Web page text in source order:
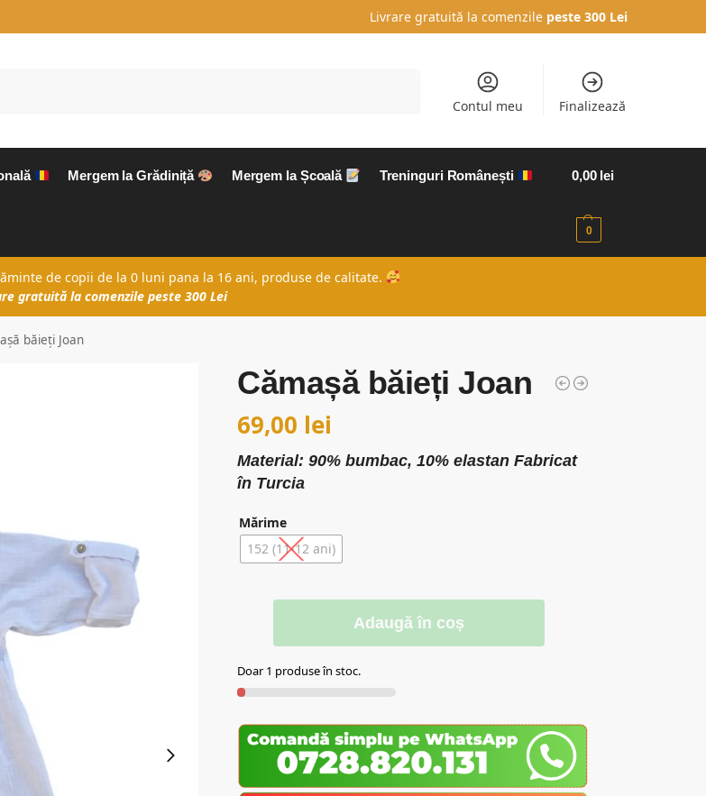
Livrare gratuită la comenzile peste 300 Lei
Contul meu Finalizează
Mergem la Grădiniță Mergem la Școală Treninguri Românești 0,00 lei
0
de copii de la 0 luni pana la 16 ani, produse de calitate.
gratuită la comenzile peste 300 Lei
băieți Joan
Cămașă băieți Joan
69,00 lei
Material: 90% bumbac, 10% elastan Fabricat
în Turcia
Mărime
152 (11-12 ani)
Adaugă în coș
Doar 1 produse în stoc.